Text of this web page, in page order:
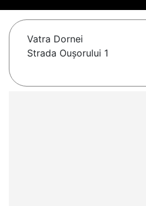
Vatra Dornei
Strada Oușorului 1